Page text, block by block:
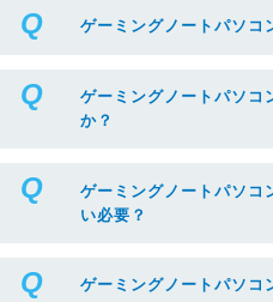
ゲーミングノートパソコ
ゲーミングノートパソコ
か？
ゲーミングノートパソコ
い必要？
ゲーミングノートパソコ